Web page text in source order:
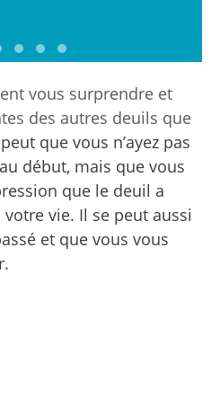
vous surprendre et
des autres deuils que
que vous n’ayez pas
début, mais que vous
que le deuil a
vie. Il se peut aussi
et que vous vous